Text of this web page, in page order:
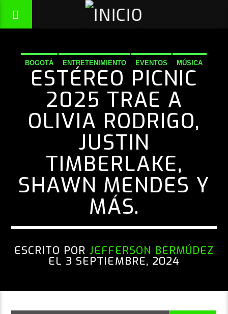
BOGOTÁ ENTRETENIMIENTO EVENTOS MÚSICA
NACIONAL NOTICIAS
ESTÉREO PICNIC
2025 TRAE A
OLIVIA RODRIGO,
JUSTIN
TIMBERLAKE,
SHAWN MENDES Y
MÁS.
ESCRITO POR JEFFERSON BERMÚDEZ
EL 3 SEPTIEMBRE, 2024